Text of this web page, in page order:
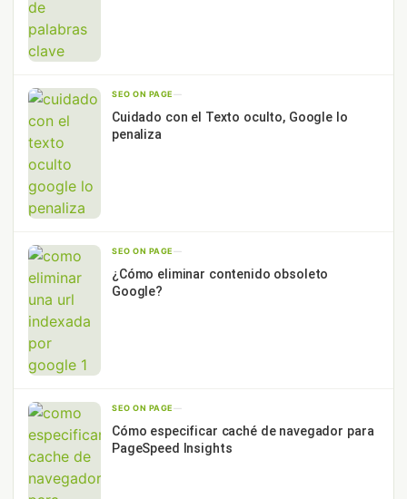
SEO ON PAGE—
Cuidado con el Texto oculto, Google lo
penaliza
SEO ON PAGE—
¿Cómo eliminar contenido obsoleto
Google?
SEO ON PAGE—
Cómo especificar caché de navegador para
PageSpeed Insights